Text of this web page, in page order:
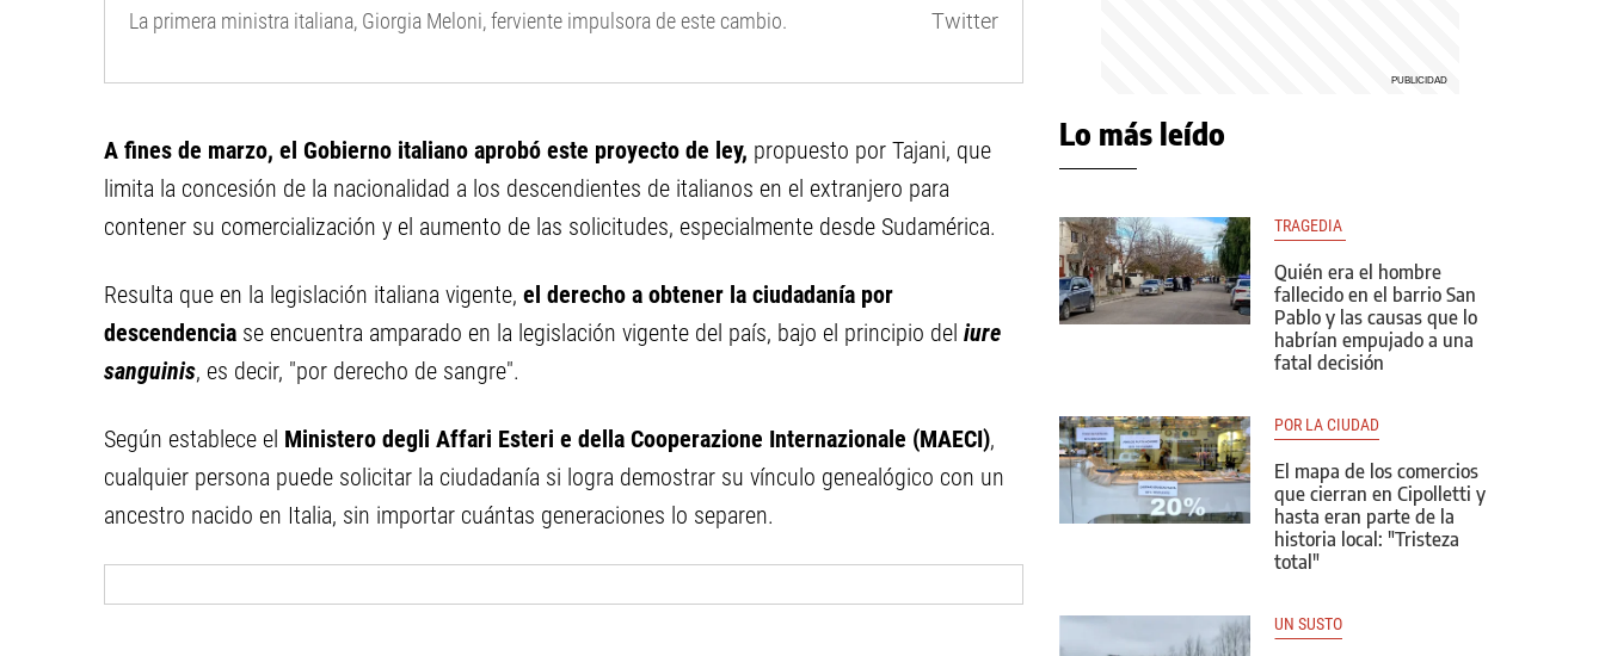
La primera ministra italiana, Giorgia Meloni, ferviente impulsora de este cambio. Twitter
A fines de marzo, el Gobierno italiano aprobó este proyecto de ley, propuesto por Tajani, que
limita la concesión de la nacionalidad a los descendientes de italianos en el extranjero para
contener su comercialización y el aumento de las solicitudes, especialmente desde Sudamérica.
Resulta que en la legislación italiana vigente, el derecho a obtener la ciudadanía por
descendencia se encuentra amparado en la legislación vigente del país, bajo el principio del iure
sanguinis, es decir, "por derecho de sangre".
Según establece el Ministero degli Affari Esteri e della Cooperazione Internazionale (MAECI),
cualquier persona puede solicitar la ciudadanía si logra demostrar su vínculo genealógico con un
ancestro nacido en Italia, sin importar cuántas generaciones lo separen.
Lo más leído
TRAGEDIA
Quién era el hombre
fallecido en el barrio San
Pablo y las causas que lo
habrían empujado a una
fatal decisión
POR LA CIUDAD
El mapa de los comercios
que cierran en Cipolletti y
hasta eran parte de la
historia local: "Tristeza
total"
UN SUSTO